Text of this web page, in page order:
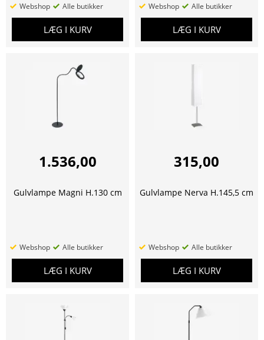
Webshop Alle butikker
LÆG I KURV
Webshop Alle butikker
LÆG I KURV
1.536,00
Gulvlampe Magni H.130 cm
Webshop Alle butikker
LÆG I KURV
315,00
Gulvlampe Nerva H.145,5 cm
Webshop Alle butikker
LÆG I KURV